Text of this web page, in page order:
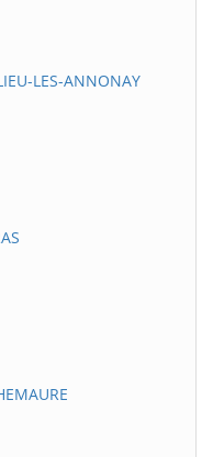
LES-ANNONAY